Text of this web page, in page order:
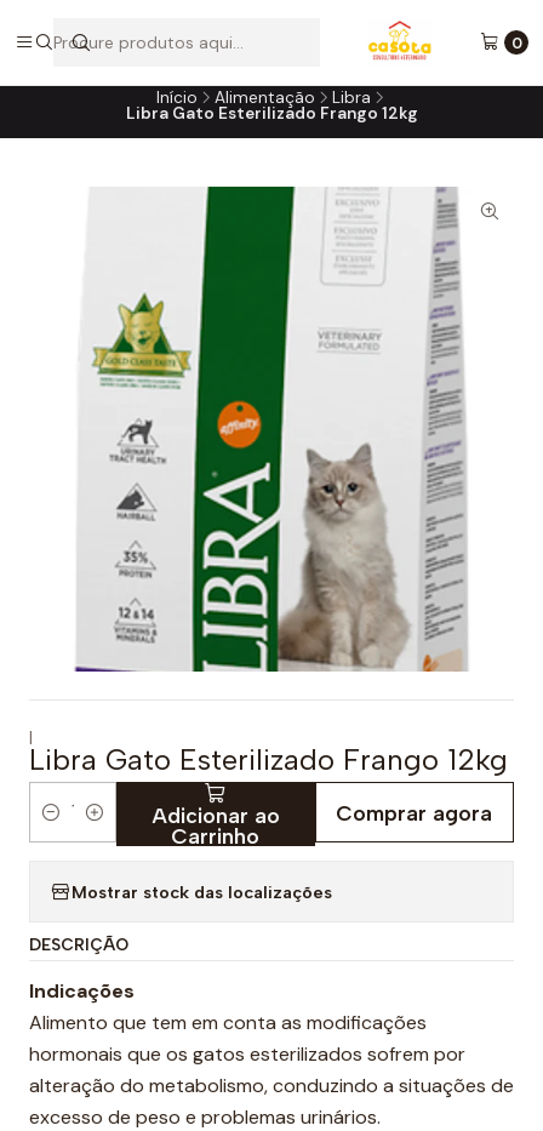
0
A loja online do consultório do seu melhor amigo!
Início Alimentação Libra
Libra Gato Esterilizado Frango 12kg
|
Libra Gato Esterilizado Frango 12kg
t
i
d
a
d
e
Adicionar ao
Carrinho
Comprar agora
Mostrar stock das localizações
DESCRIÇÃO
Indicações
Alimento que tem em conta as modificações
hormonais que os gatos esterilizados sofrem por
alteração do metabolismo, conduzindo a situações de
excesso de peso e problemas urinários.